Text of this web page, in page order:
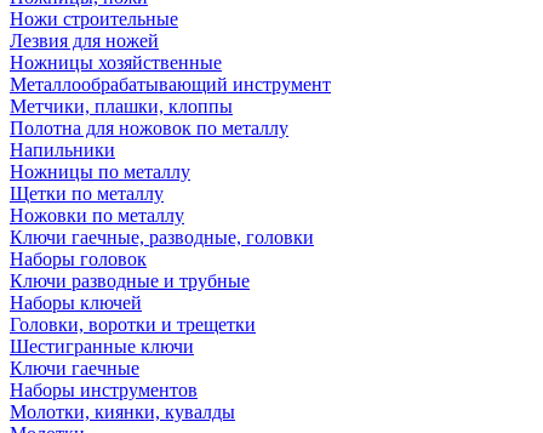
Ножи строительные
Лезвия для ножей
Ножницы хозяйственные
Металлообрабатывающий инструмент
Метчики, плашки, клоппы
Полотна для ножовок по металлу
Напильники
Ножницы по металлу
Щетки по металлу
Ножовки по металлу
Ключи гаечные, разводные, головки
Наборы головок
Ключи разводные и трубные
Наборы ключей
Головки, воротки и трещетки
Шестигранные ключи
Ключи гаечные
Наборы инструментов
Молотки, киянки, кувалды